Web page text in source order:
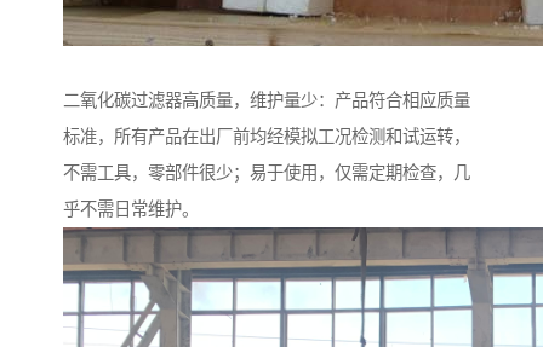
二氧化碳过滤器高质量，维护量少：产品符合相应质量
标准，所有产品在出厂前均经模拟工况检测和试运转，
不需工具，零部件很少；易于使用，仅需定期检查，几
乎不需日常维护。